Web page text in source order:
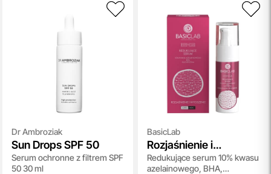
Dr Ambroziak
Sun Drops SPF 50
Serum ochronne z filtrem SPF
50 30 ml
BasicLab
Rozjaśnienie i
Wyciszenie
Redukujące serum 10% kwasu
azelainowego, BHA,